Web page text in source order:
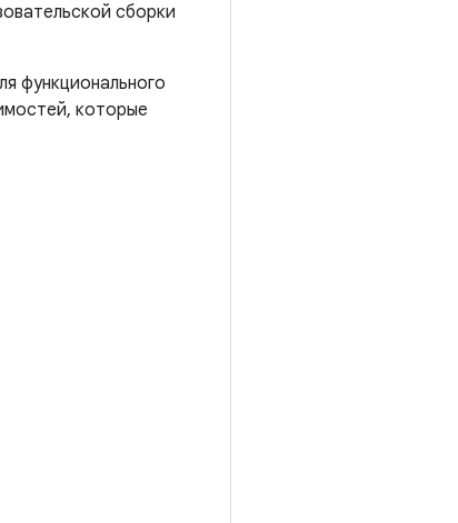
сборки
функционального
которые